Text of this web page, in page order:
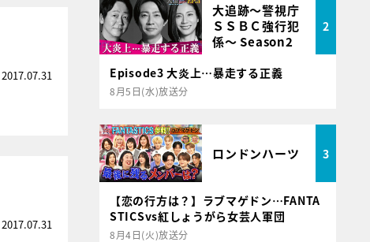
2017.07.31
2017.07.31
大追跡～警視庁
ＳＳＢＣ強行犯
係～ Season2
2
Episode3 大炎上…暴走する正義
8月5日(水)放送分
ロンドンハーツ 3
【恋の行方は？】ラブマゲドン…FANTA
STICSvs紅しょうがら女芸人軍団
8月4日(火)放送分